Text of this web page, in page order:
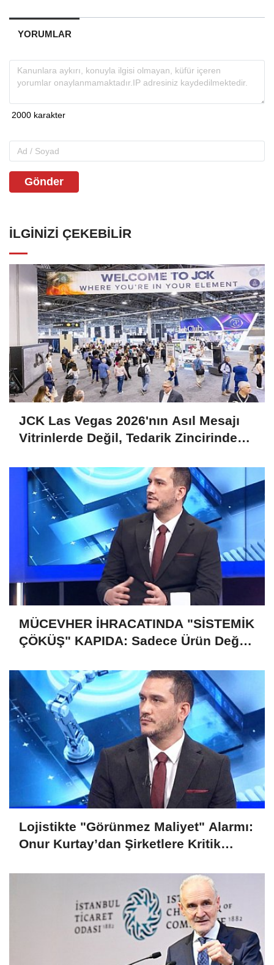
YORUMLAR
Gönder
İLGINIZI ÇEKEBILIR
JCK Las Vegas 2026'nın Asıl Mesajı
Vitrinlerde Değil, Tedarik Zincirinde
MÜCEVHER İHRACATINDA "SİSTEMİK
ÇÖKÜŞ" KAPIDA: Sadece Ürün Değil,
Lojistikte "Görünmez Maliyet" Alarmı:
Onur Kurtay’dan Şirketlere Kritik